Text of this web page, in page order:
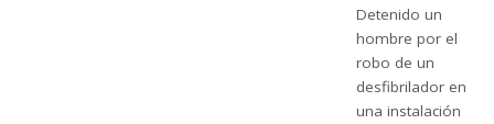
Detenido un
hombre por el
robo de un
desfibrilador en
una instalación